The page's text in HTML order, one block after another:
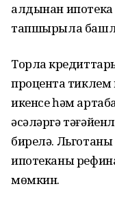
алдынан
тапшырыла
Торлаҡ
процентҡа
икенсе һәм
әсәләргә
бирелә.
ипотеканы
мөмкин.